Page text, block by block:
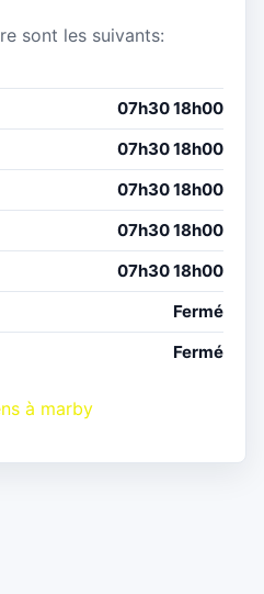
sont les suivants:
07h30 18h00
07h30 18h00
07h30 18h00
07h30 18h00
07h30 18h00
Fermé
Fermé
à marby